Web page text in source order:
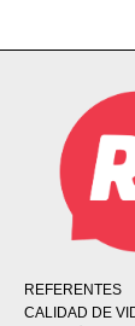
REFERENTES
CALIDAD DE